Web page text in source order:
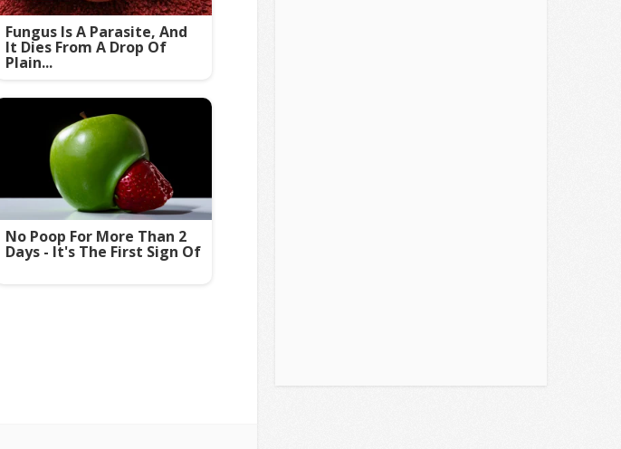
Fungus Is A Parasite, And
It Dies From A Drop Of
Plain...
No Poop For More Than 2
Days - It's The First Sign Of